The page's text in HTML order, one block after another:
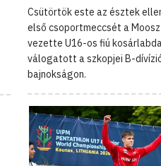
Csütörtök este az észtek
első csoportmeccsét a Moosz
vezette U16-os fiú
válogatott a szkopjei B-
bajnokságon.